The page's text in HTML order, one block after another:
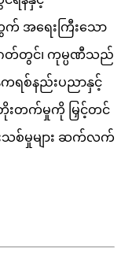
အရေးကြီးသော
ဂတ်တွင်၊ ကုမ္ပဏီသည်
ရစ်နည်းပညာနှင့်
းတက်မှုကို မြှင့်တင်
စ်မှုများ ဆက်လက်